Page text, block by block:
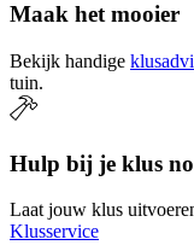
Maak het mooier
Bekijk handige
tuin.
Hulp bij je klus
Laat jouw klus
Klusservice